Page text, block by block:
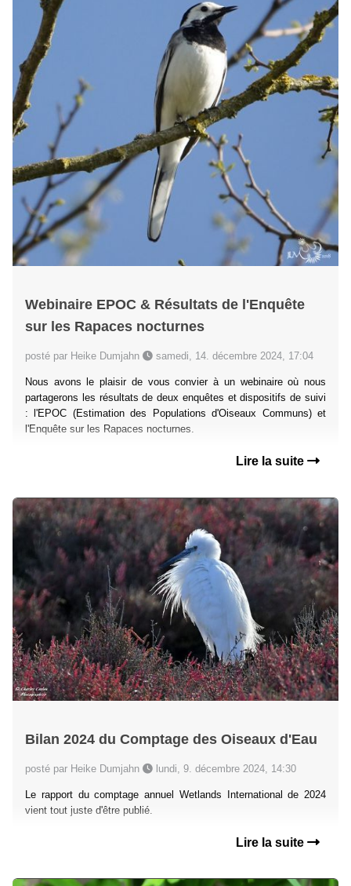
Webinaire EPOC & Résultats de l'Enquête
sur les Rapaces nocturnes
posté par Heike Dumjahn samedi, 14. décembre 2024, 17:04
Nous avons le plaisir de vous convier à un webinaire où nous
partagerons les résultats de deux enquêtes et dispositifs de suivi
: l'EPOC (Estimation des Populations d'Oiseaux Communs) et
l'Enquête sur les Rapaces nocturnes.
Lire la suite
Bilan 2024 du Comptage des Oiseaux d'Eau
posté par Heike Dumjahn lundi, 9. décembre 2024, 14:30
Le rapport du comptage annuel Wetlands International de 2024
vient tout juste d'être publié.
Lire la suite